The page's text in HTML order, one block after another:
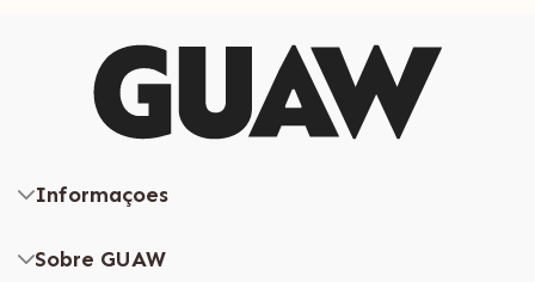
Informaçoes
Sobre GUAW